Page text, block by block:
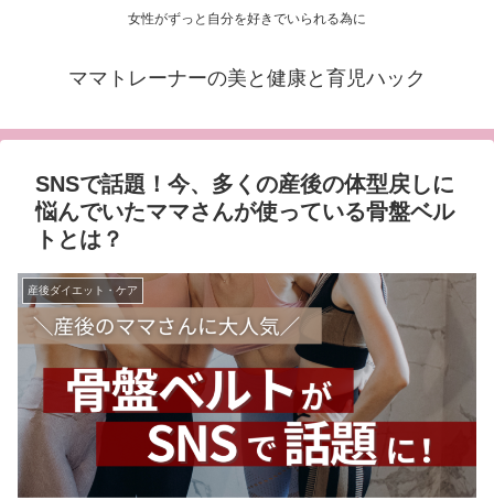
女性がずっと自分を好きでいられる為に
ママトレーナーの美と健康と育児ハック
SNSで話題！今、多くの産後の体型戻しに
悩んでいたママさんが使っている骨盤ベル
トとは？
産後ダイエット・ケア